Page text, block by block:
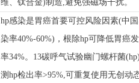
维、钛合金)制造,避免强磁场干扰。
hp感染是胃癌首要可控风险因素(中
染率40%-60%)，根除hp可降低胃癌
率34%。13碳呼气试验幽门螺杆菌
测hp检出率>95%,可重复使用无创动